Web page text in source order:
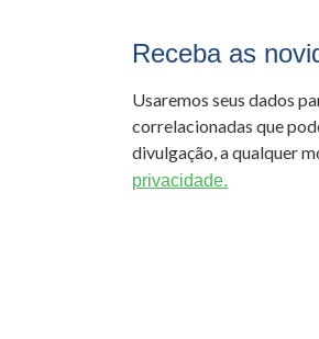
Receba as
Usaremos seus dados
correlacionadas que
divulgação, a qualquer
privacidade.